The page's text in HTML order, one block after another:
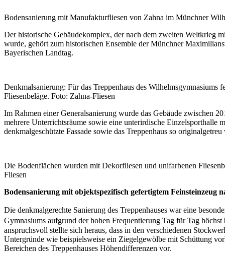
Bodensanierung mit Manufakturfliesen von Zahna im Münchner
Der historische Gebäudekomplex, der nach dem zweiten Weltkrieg
wurde, gehört zum historischen Ensemble der Münchner
Bayerischen Landtag.
Denkmalsanierung: Für das Treppenhaus des Wilhelmsgymnasiums
Fliesenbeläge. Foto: Zahna-Fliesen
Im Rahmen einer Generalsanierung wurde das Gebäude zwischen
mehrere Unterrichtsräume sowie eine unterirdische Einzelsporthalle
denkmalgeschützte Fassade sowie das Treppenhaus so
Die Bodenflächen wurden mit Dekorfliesen und unifarbenen
Fliesen
Bodensanierung mit objektspezifisch gefertigtem Feinsteinzeug
Die denkmalgerechte Sanierung des Treppenhauses war eine
Gymnasiums aufgrund der hohen Frequentierung Tag für Tag
anspruchsvoll stellte sich heraus, dass in den verschiedenen
Untergründe wie beispielsweise ein Ziegelgewölbe mit Schüttung
Bereichen des Treppenhauses Höhendifferenzen vor.